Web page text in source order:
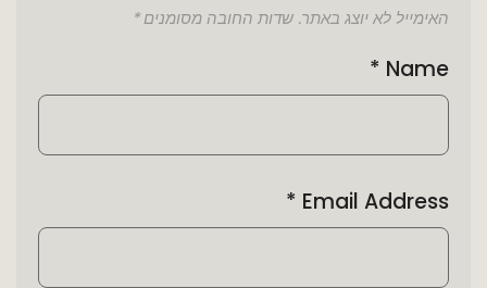
האימייל לא יוצג באתר. שדות החובה מסומנים*
Name
*
Email Address
*